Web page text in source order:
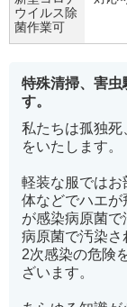
ウイルス除
菌作業可
特殊清掃、害虫
す。
私たちは孤独
をいたします。
軽装な服ではお
体などでハエ
が感染病原菌で
病原菌で汚染
2次感染の危険
ざいます。